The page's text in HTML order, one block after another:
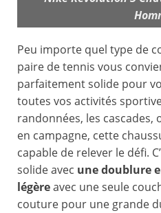
Peu importe quel type de
paire de tennis vous
parfaitement solide pour
toutes vos activités
randonnées, les cascades,
en campagne, cette
capable de relever le défi.
solide avec une doublure
légèreavec une seule
couture pour une grande